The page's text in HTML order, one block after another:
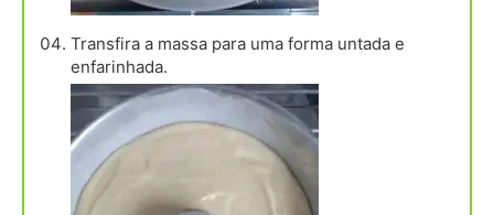
Transfira a massa para uma forma untada e
enfarinhada.